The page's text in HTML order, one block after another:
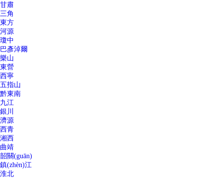
甘肅
三角
東方
河源
瓊中
巴彥淖爾
樂山
東營
西寧
五指山
黔東南
九江
銀川
濟源
西青
湘西
曲靖
韶關(guān)
鎮(zhèn)江
淮北